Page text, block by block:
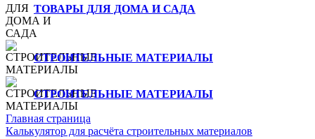
ТОВАРЫ ДЛЯ ДОМА И САДА
СТРОИТЕЛЬНЫЕ МАТЕРИАЛЫ
СТРОИТЕЛЬНЫЕ МАТЕРИАЛЫ
Главная страница
Калькулятор для расчёта строительных материалов